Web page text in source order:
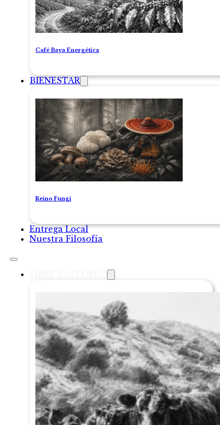
Café Baya Energética
BIENESTAR
Reino Fungi
Entrega Local
Nuestra Filosofía